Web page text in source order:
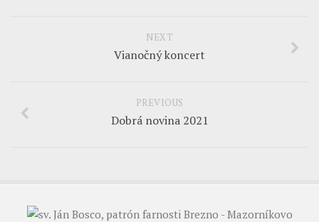
NEXT
Vianočný koncert
PREVIOUS
Dobrá novina 2021